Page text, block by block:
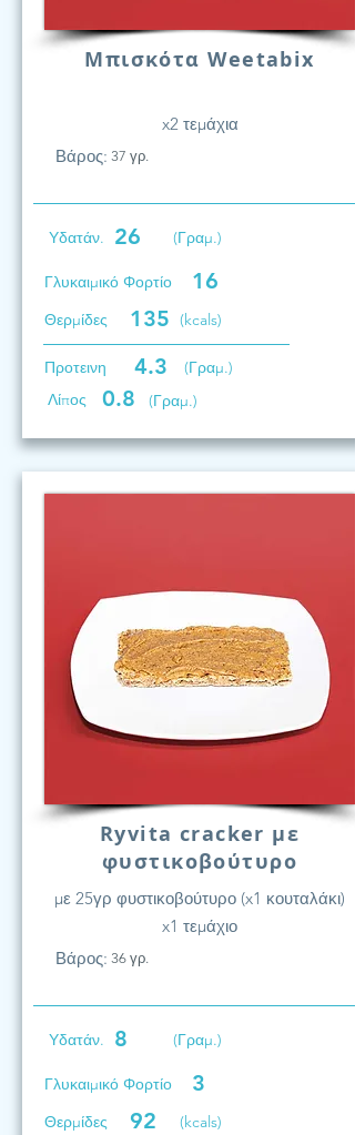
Μπισκότα Weetabix
x2 τεμάχια
Βάρος: 37 γρ.
Υδατάν. 26 (Γραμ.)
Γλυκαιμικό Φορτίο 16
Θερμίδες 135 (kcals)
Προτεινη 4.3
(Γραμ.)
Λίπος
0.8 (Γραμ.)
Ryvita cracker με
φυστικοβούτυρο
με 25γρ φυστικοβούτυρο (x1 κουταλάκι)
x1 τεμάχιο
Βάρος: 36 γρ.
Υδατάν. 8 (Γραμ.)
Γλυκαιμικό Φορτίο 3
Θερμίδες 92 (kcals)